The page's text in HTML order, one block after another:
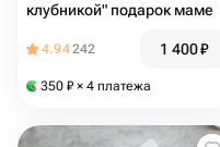
клубникой" подарок маме
4.94242 1 400₽
350 ₽ × 4 платежа